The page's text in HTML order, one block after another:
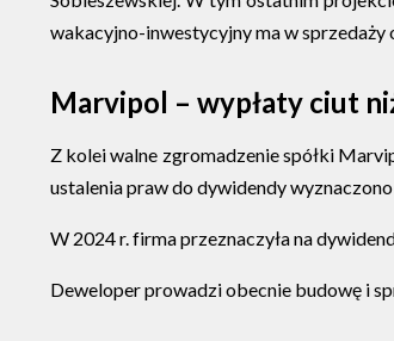
wakacyjno-inwestycyjny ma w sprzedaży
Marvipol – wypłaty ciut
Z kolei walne zgromadzenie spółki
ustalenia praw do dywidendy
W 2024 r. firma przeznaczyła na
Deweloper prowadzi obecnie budowę i